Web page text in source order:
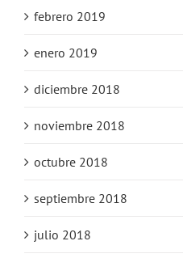
febrero 2019
enero 2019
diciembre 2018
noviembre 2018
octubre 2018
septiembre 2018
julio 2018